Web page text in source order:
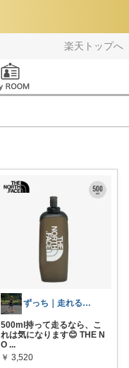
楽天トップへ
ずっち｜走れる身体づくり
500ml持って走るなら、こ
れは気になります😊 THE N
O ...
￥ 3,520